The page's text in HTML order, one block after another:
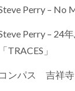
Perry – No
Perry – 24
「TRACES」
コンパス 吉祥寺